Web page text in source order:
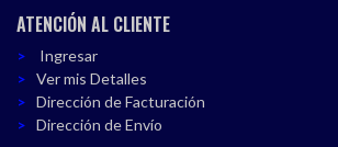
ATENCIÓN AL CLIENTE
Ingresar
Ver mis Detalles
Dirección de Facturación
Dirección de Envío